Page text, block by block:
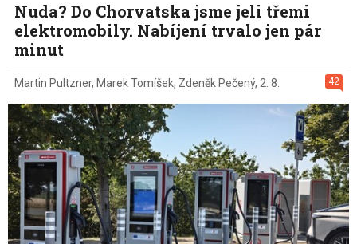
Nuda? Do Chorvatska jsme jeli třemi
elektromobily. Nabíjení trvalo jen pár
minut
42
Martin Pultzner, Marek Tomíšek, Zdeněk Pečený, 2. 8.